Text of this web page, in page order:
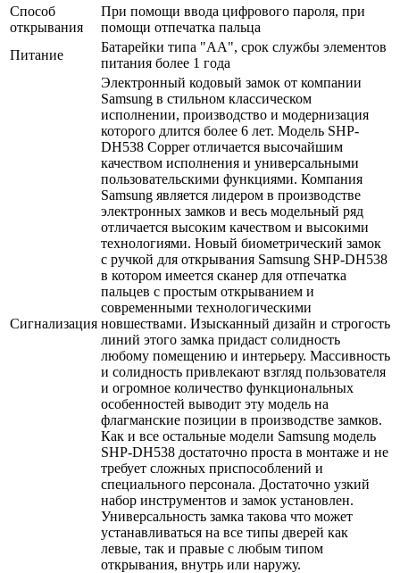
Способ
открывания
При помощи ввода цифрового пароля, при
помощи отпечатка пальца
Питание
Батарейки типа "АА", срок службы элементов
питания более 1 года
Сигнализация
Электронный кодовый замок от компании
Samsung в стильном классическом
исполнении, производство и модернизация
которого длится более 6 лет. Модель SHP-
DH538 Copper отличается высочайшим
качеством исполнения и универсальными
пользовательскими функциями. Компания
Samsung является лидером в производстве
электронных замков и весь модельный ряд
отличается высоким качеством и высокими
технологиями. Новый биометрический замок
с ручкой для открывания Samsung SHP-DH538
в котором имеется сканер для отпечатка
пальцев с простым открыванием и
современными технологическими
новшествами. Изысканный дизайн и строгость
линий этого замка придаст солидность
любому помещению и интерьеру. Массивность
и солидность привлекают взгляд пользователя
и огромное количество функциональных
особенностей выводит эту модель на
флагманские позиции в производстве замков.
Как и все остальные модели Samsung модель
SHP-DH538 достаточно проста в монтаже и не
требует сложных приспособлений и
специального персонала. Достаточно узкий
набор инструментов и замок установлен.
Универсальность замка такова что может
устанавливаться на все типы дверей как
левые, так и правые с любым типом
открывания, внутрь или наружу.